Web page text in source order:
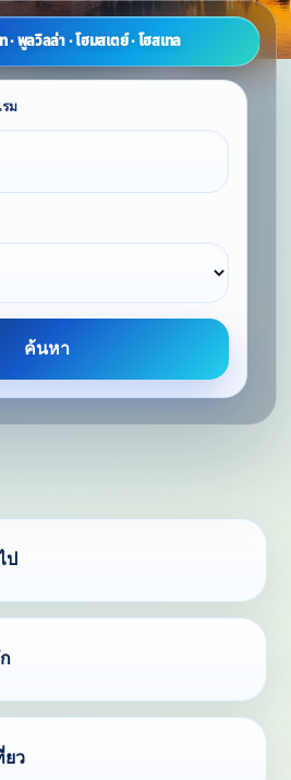
· พูลวิลล่า · โฮมสเตย์ · โฮสเทล
ม
ค้นหา
ป
ยว